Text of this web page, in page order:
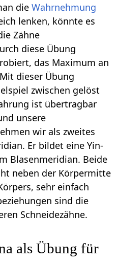
dieWahrnehmung
lenken, könnte es
Zähne
diese Übung
das Maximum an
dieser Übung
zwischen gelöst
ist übertragbar
unsere
wir als zweites
Er bildet eine Yin-
Blasenmeridian. Beide
neben der Körpermitte
sehr einfach
sind die
Schneidezähne.
als Übung für